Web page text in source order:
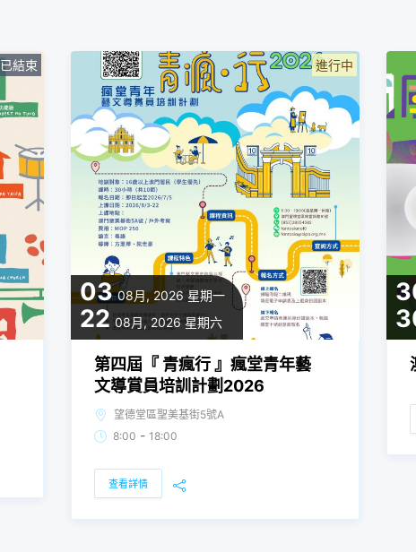
已結束
03 08月, 2026 星期一
22 08月, 2026 星期六
進行中
第四屆『 青瘋行 』瘋堂青年藝
文導賞員培訓計劃2026
望德堂區聖美基街5號A
8:00 - 18:00
查看詳情